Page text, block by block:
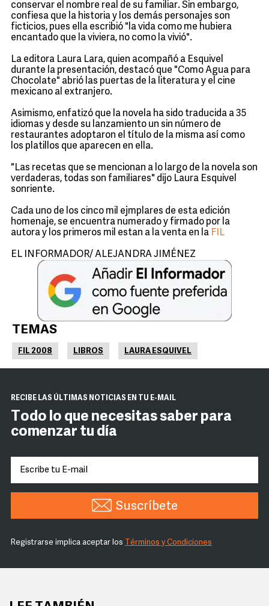
conservar el nombre real de su familiar. Sin embargo,
confiesa que la historia y los demás personajes son
ficticios, pues ella escribió "la vida como me hubiera
encantado que la viviera, no como la vivió".
La editora Laura Lara, quien acompañó a Esquivel
durante la presentación, destacó que "Como Agua para
Chocolate" abrió las puertas de la literatura y el cine
mexicano al extranjero.
Asimismo, enfatizó que la novela ha sido traducida a 35
idiomas y desde su lanzamiento un sin número de
restaurantes adoptaron el título de la misma así como
los platillos que aparecen en ella.
"Las recetas que se mencionan a lo largo de la novela son
verdaderas, todas son familiares" dijo Laura Esquivel
sonriente.
Cada uno de los cinco mil ejmplares de esta edición
homenaje, se encuentra numerado y firmado por la
autora y los primeros mil estan a la venta en la FIL
EL INFORMADOR/ ALEJANDRA JIMÉNEZ
TEMAS
FIL 2008 LIBROS LAURA ESQUIVEL
RECIBE LAS ÚLTIMAS NOTICIAS EN TU E-MAIL
Todo lo que necesitas saber para
comenzar tu día
Suscríbete
Registrarse implica aceptar los Términos y Condiciones